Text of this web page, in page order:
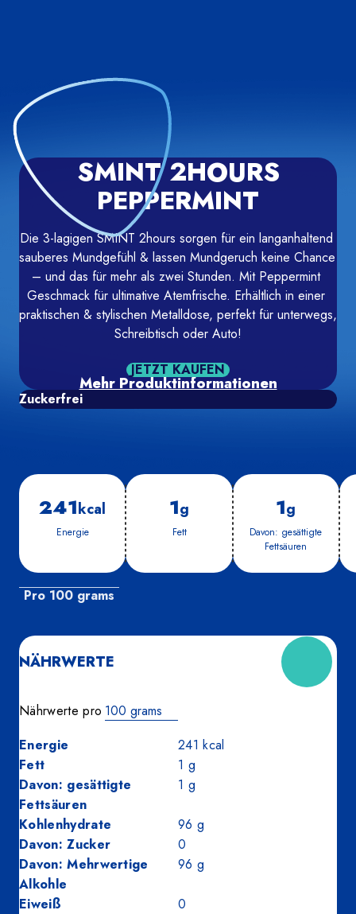
SMINT 2HOURS
PEPPERMINT
Die 3-lagigen SMINT 2hours sorgen für ein langanhaltend
sauberes Mundgefühl & lassen Mundgeruch keine Chance
– und das für mehr als zwei Stunden. Mit Peppermint
Geschmack für ultimative Atemfrische. Erhältlich in einer
praktischen & stylischen Metalldose, perfekt für unterwegs,
JETZT KAUFEN
Mehr Produktinformationen
Zuckerfrei
241kcal
En­er­gie
1g
Fett
1g
Da­von: ge­sät­tig­te
Fett­säu­ren
Pro 100 grams
NÄHRWERTE
Nährwerte pro 100 grams
Energie
241 kcal
Fett
1 g
Davon: gesättigte
Fettsäuren
1 g
Kohlenhydrate 96 g
Davon: Zucker
0
Davon: Mehrwertige
Alkohle
96 g
Eiweiß
0